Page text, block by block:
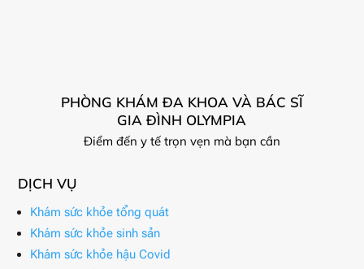
PHÒNG KHÁM ĐA KHOA VÀ BÁC SĨ
GIA ĐÌNH OLYMPIA
Điểm đến y tế trọn vẹn mà bạn cần
DỊCH VỤ
Khám sức khỏe tổng quát
Khám sức khỏe sinh sản
Khám sức khỏe hậu Covid